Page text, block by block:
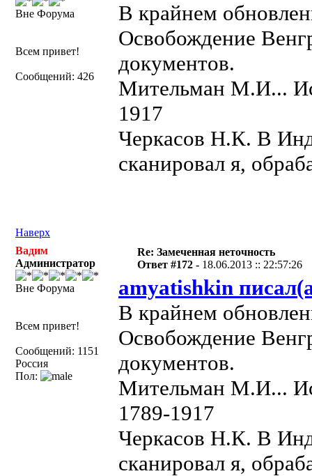
Вне Форума
Всем привет!
Сообщений: 426
В крайнем
Освобождение
документов.
Мительман М.И...
1917
Черкасов Н.К. В
сканировал я,
Наверх
Вадим
Администратор
Вне Форума
Всем привет!
Сообщений: 1151
Россия
Пол:
Re: Замеченная неточность
Ответ #172 - 18.06.2013 :: 22:57:26
amyatishkin
В крайнем
Освобождение
документов.
Мительман М.И...
1789-1917
Черкасов Н.К. В
сканировал я,